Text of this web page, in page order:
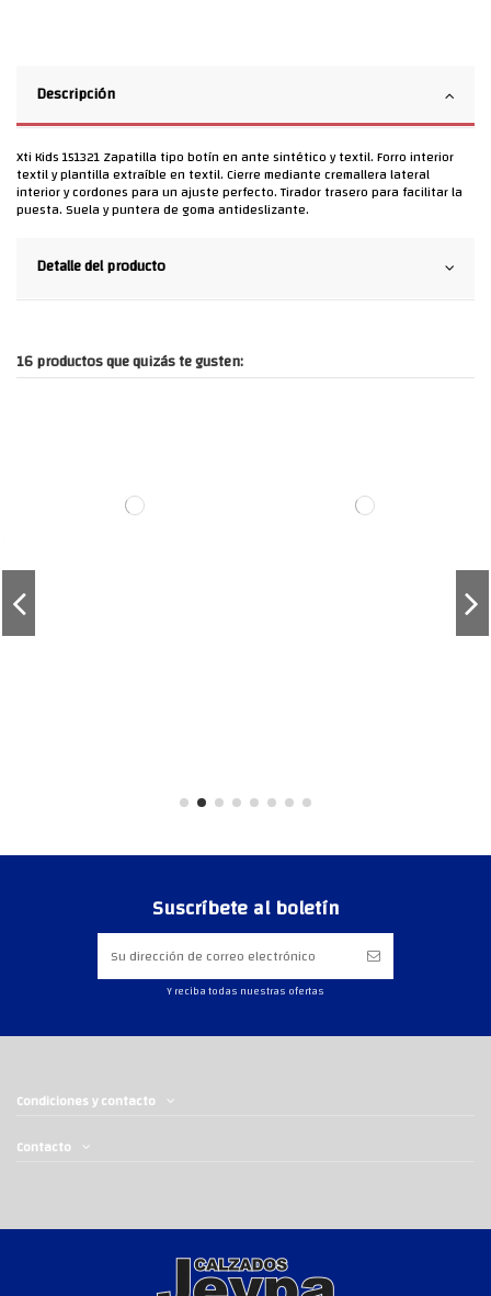
Descripción
Xti Kids 151321 Zapatilla tipo botín en ante sintético y textil. Forro interior
textil y plantilla extraíble en textil. Cierre mediante cremallera lateral
interior y cordones para un ajuste perfecto. Tirador trasero para facilitar la
puesta. Suela y puntera de goma antideslizante.
Detalle del producto
16 productos que quizás te gusten:
Suscríbete al boletín
Y reciba todas nuestras ofertas
Condiciones y contacto
Contacto